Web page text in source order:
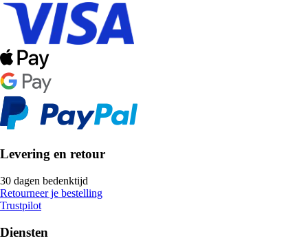
Levering en retour
30 dagen bedenktijd
Retourneer je bestelling
Trustpilot
Diensten